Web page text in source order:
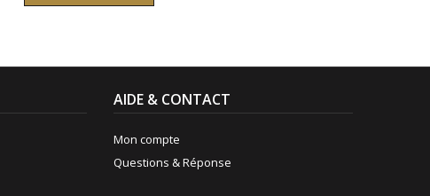
AIDE & CONTACT
Mon compte
Questions & Réponse